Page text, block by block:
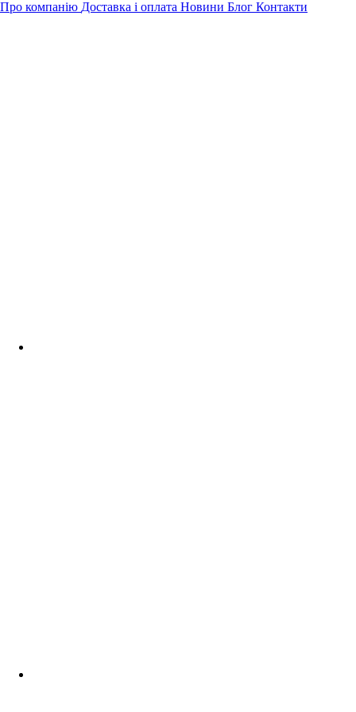
Про компанію Доставка і оплата Новини Блог Контакти